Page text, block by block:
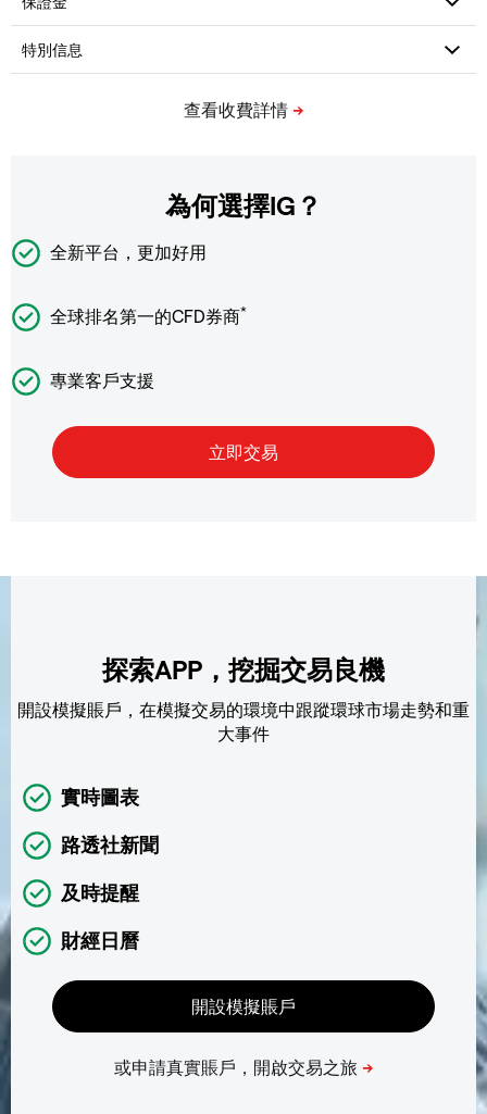
為何選擇IG？
全新平台，更加好用
全球排名第一的CFD券商*
專業客戶支援
探索APP，挖掘交易良機
開設模擬賬戶，在模擬交易的環境中跟蹤環球市場走勢和重
大事件
實時圖表
路透社新聞
及時提醒
財經日曆